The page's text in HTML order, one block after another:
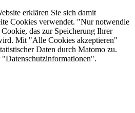
erklären Sie sich damit
Cookies verwendet. "Nur notwendie
das zur Speicherung Ihrer
Mit "Alle Cookies akzeptieren"
Daten durch Matomo zu.